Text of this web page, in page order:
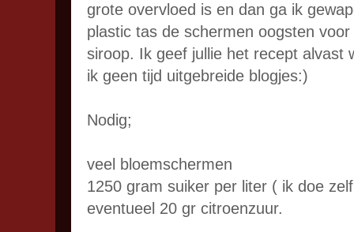
grote overvloed is en dan ga ik
plastic tas de schermen oogsten
siroop. Ik geef jullie het recept alvast
ik geen tijd uitgebreide blogjes:)
Nodig;
veel bloemschermen
1250 gram suiker per liter ( ik doe
eventueel 20 gr citroenzuur.